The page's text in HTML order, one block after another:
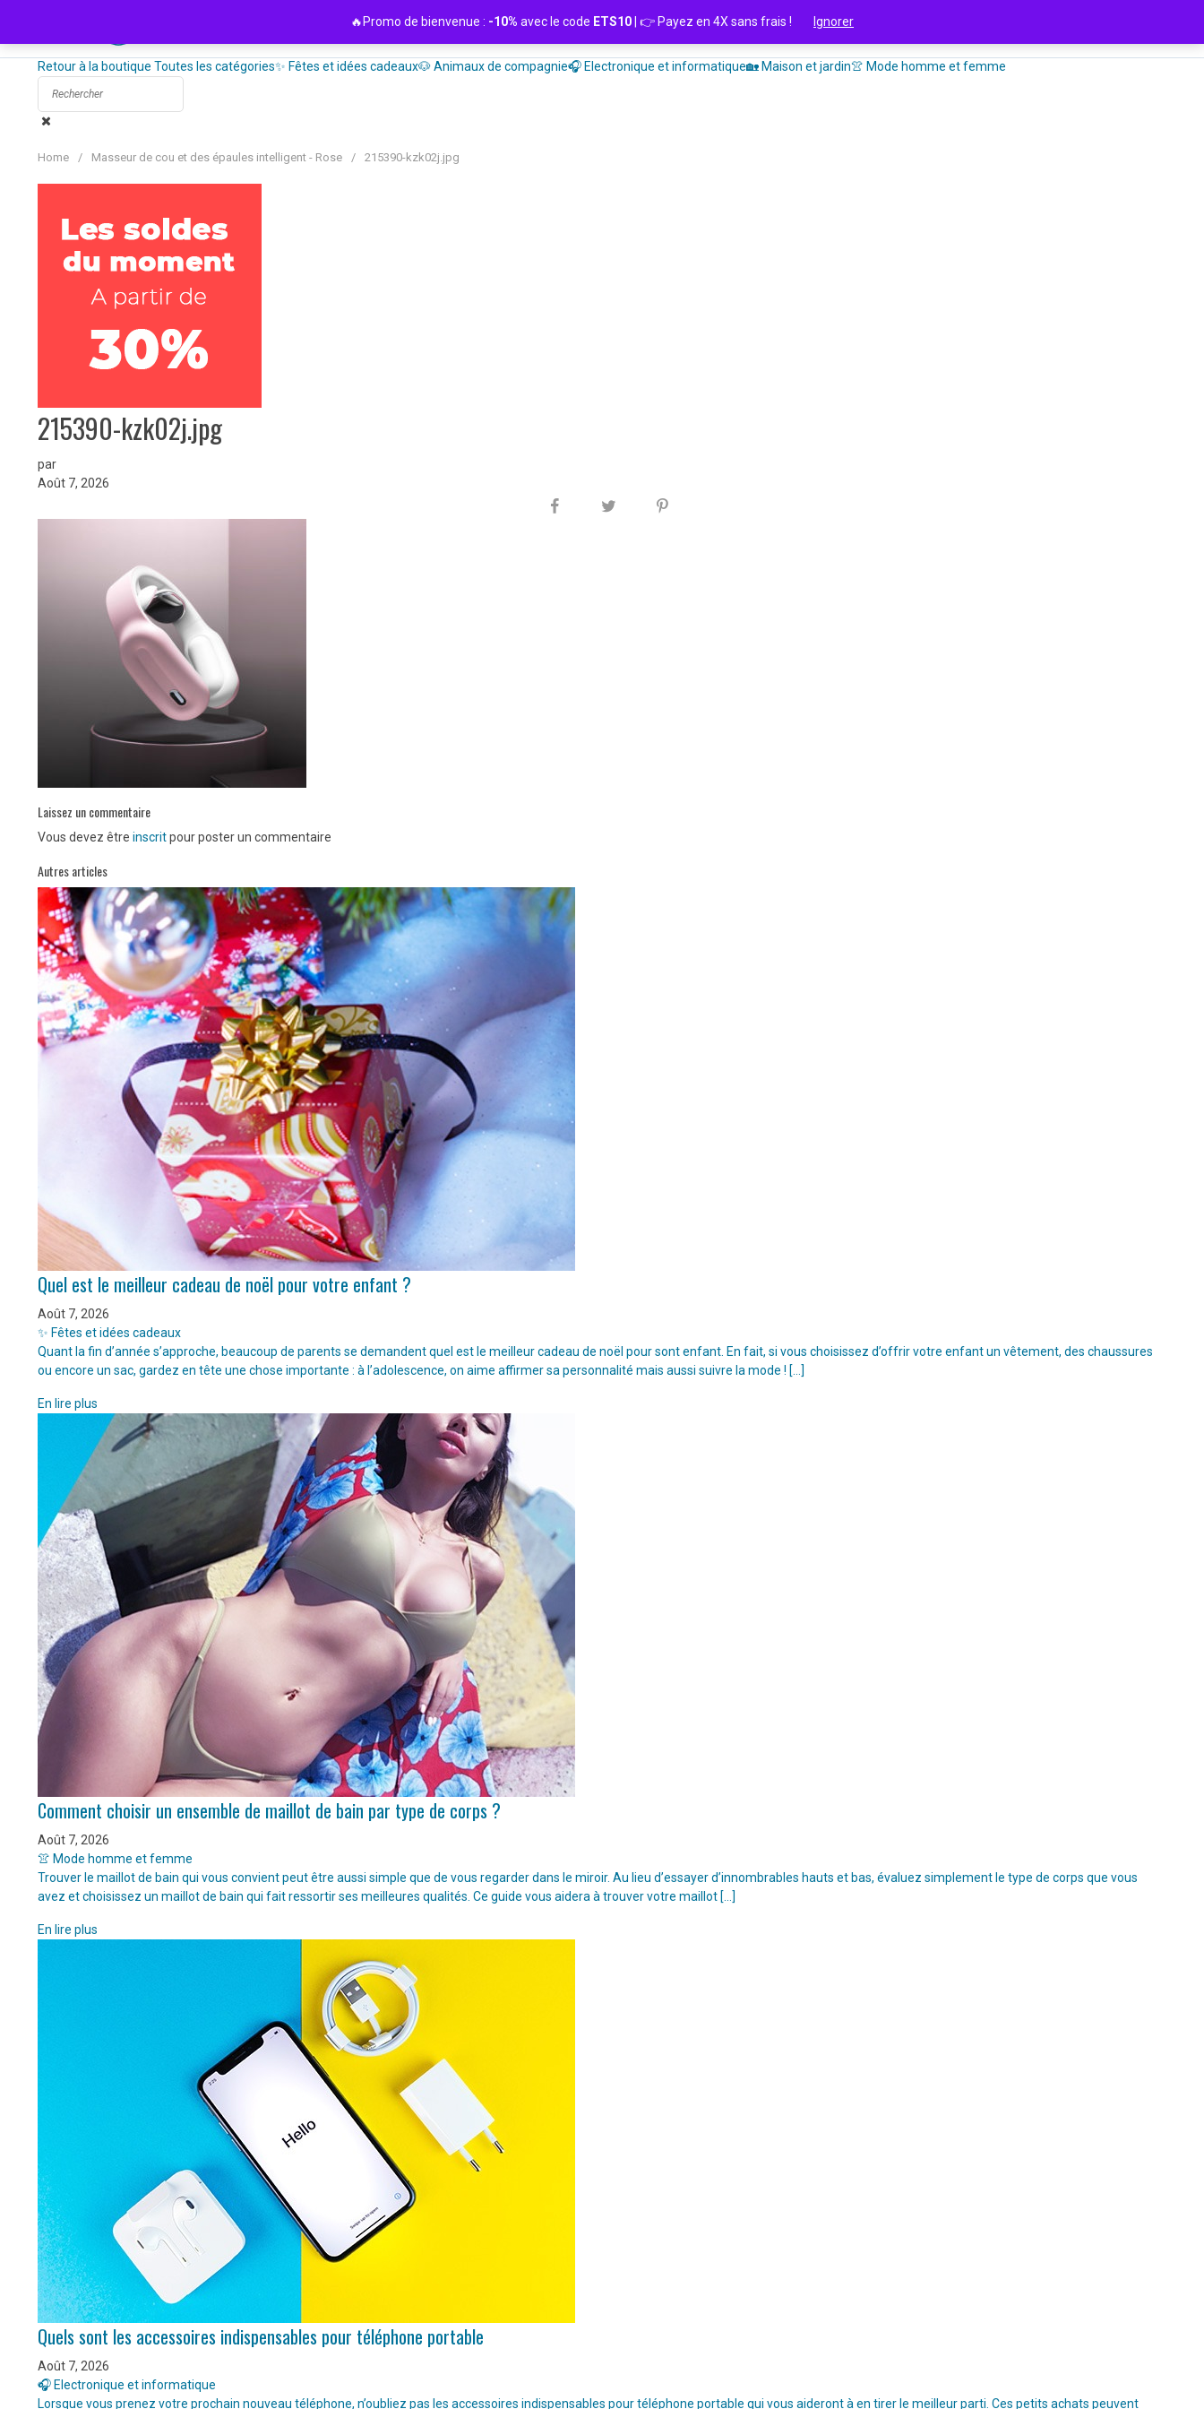
contenu
Retour à la boutique Toutes les catégories✨ Fêtes et idées cadeaux🐶 Animaux de compagnie🎧 Electronique et informatique🏡 Maison et jardin👚 Mode homme et femme
Home / Masseur de cou et des épaules intelligent - Rose / 215390-kzk02j.jpg
215390-kzk02j.jpg
par
Août 7, 2026
Laissez un commentaire
Vous devez être inscritpour poster un commentaire
Autres articles
Quel est le meilleur cadeau de noël pour votre enfant ?
Août 7, 2026
✨ Fêtes et idées cadeaux
Quant la fin d’année s’approche, beaucoup de parents se demandent quel est le meilleur cadeau de noël pour sont enfant. En fait, si vous choisissez d’offrir votre enfant un vêtement, des chaussures
ou encore un sac, gardez en tête une chose importante : à l’adolescence, on aime affirmer sa personnalité mais aussi suivre la mode ! […]
En lire plus
Comment choisir un ensemble de maillot de bain par type de corps ?
Août 7, 2026
👚 Mode homme et femme
Trouver le maillot de bain qui vous convient peut être aussi simple que de vous regarder dans le miroir. Au lieu d’essayer d’innombrables hauts et bas, évaluez simplement le type de corps que vous
avez et choisissez un maillot de bain qui fait ressortir ses meilleures qualités. Ce guide vous aidera à trouver votre maillot […]
En lire plus
Quels sont les accessoires indispensables pour téléphone portable
Août 7, 2026
🎧 Electronique et informatique
Lorsque vous prenez votre prochain nouveau téléphone, n’oubliez pas les accessoires indispensables pour téléphone portable qui vous aideront à en tirer le meilleur parti. Ces petits achats peuvent
🔥Promo de bienvenue : -10% avec le code ETS10 | 👉 Payez en 4X sans frais ! Ignorer